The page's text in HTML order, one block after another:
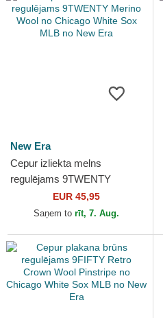
New Era
Cepur izliekta melns
regulējams 9TWENTY
Merino Wool no Chicago
White Sox MLB no New Era
EUR 45,95
Saņem to rīt, 7. Aug.